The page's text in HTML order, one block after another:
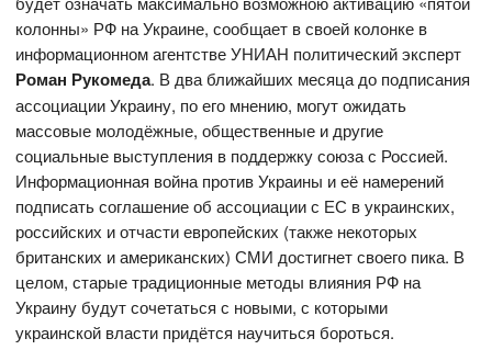
колонны» РФ на Украине, сообщает в своей колонке в
информационном агентстве УНИАН политический эксперт
Роман Рукомеда. В два ближайших месяца до подписания
ассоциации Украину, по его мнению, могут ожидать
массовые молодёжные, общественные и другие
социальные выступления в поддержку союза с Россией.
Информационная война против Украины и её намерений
подписать соглашение об ассоциации с ЕС в украинских,
российских и отчасти европейских (также некоторых
британских и американских) СМИ достигнет своего пика. В
целом, старые традиционные методы влияния РФ на
Украину будут сочетаться с новыми, с которыми
украинской власти придётся научиться бороться.